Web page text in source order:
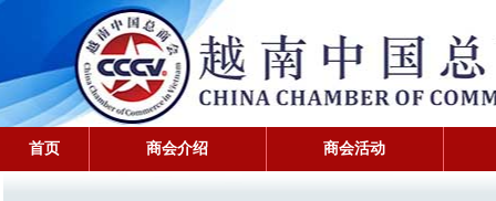
首页 商会介绍 商会活动